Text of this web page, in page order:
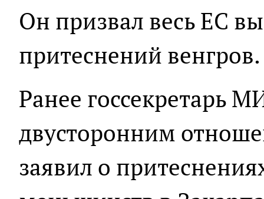
Он призвал весь ЕС
притеснений венгров.
Ранее госсекретарь
двусторонним
заявил о